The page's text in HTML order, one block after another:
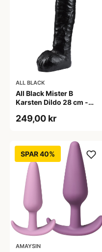
ALL BLACK
All Black Mister B
Karsten Dildo 28 cm -
249,00 kr
SPAR 40%
AMAYSIN